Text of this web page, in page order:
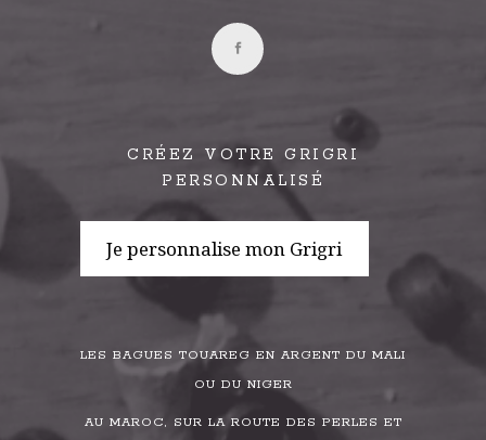
CRÉEZ VOTRE GRIGRI
PERSONNALISÉ
Je personnalise mon Grigri
LES BAGUES TOUAREG EN ARGENT DU MALI
OU DU NIGER
AU MAROC, SUR LA ROUTE DES PERLES ET